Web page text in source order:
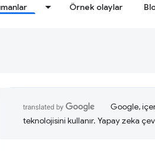
Örnek olaylar
Google,
teknolojisini kullanır. Yapay zeka